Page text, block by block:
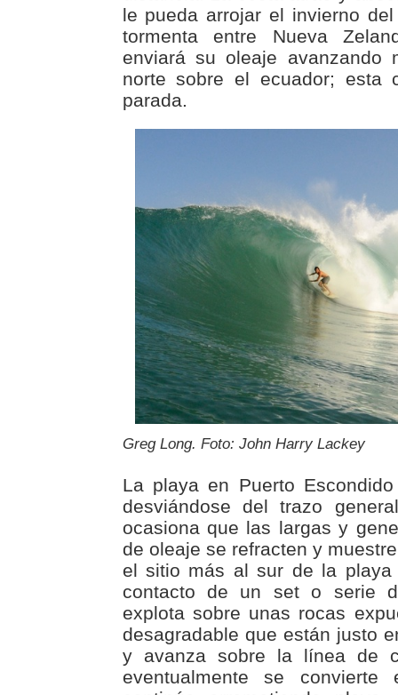
le pueda arrojar el invierno
tormenta entre Nueva
enviará su oleaje avanzando
norte sobre el ecuador; esta
parada.
Greg Long. Foto: John Harry Lackey
La playa en Puerto
desviándose del trazo
ocasiona que las largas y
de oleaje se refracten y
el sitio más al sur de la
contacto de un set o serie
explota sobre unas rocas
desagradable que están justo
y avanza sobre la línea de
eventualmente se